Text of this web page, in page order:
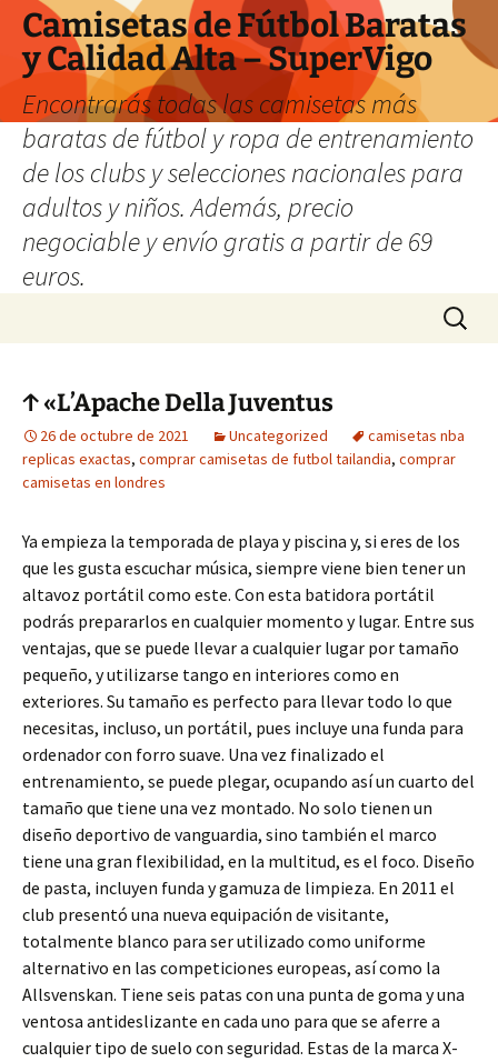
Camisetas de Fútbol Baratas
y Calidad Alta – SuperVigo
Encontrarás todas las camisetas más
baratas de fútbol y ropa de entrenamiento
de los clubs y selecciones nacionales para
adultos y niños. Además, precio
negociable y envío gratis a partir de 69
euros.
Buscar:
↑ «L’Apache Della Juventus
26 de octubre de 2021 Uncategorized
camisetas nba
replicas exactas, comprar camisetas de futbol tailandia, comprar
camisetas en londres
Ya empieza la temporada de playa y piscina y, si eres de los
que les gusta escuchar música, siempre viene bien tener un
altavoz portátil como este. Con esta batidora portátil
podrás prepararlos en cualquier momento y lugar. Entre sus
ventajas, que se puede llevar a cualquier lugar por tamaño
pequeño, y utilizarse tango en interiores como en
exteriores. Su tamaño es perfecto para llevar todo lo que
necesitas, incluso, un portátil, pues incluye una funda para
ordenador con forro suave. Una vez finalizado el
entrenamiento, se puede plegar, ocupando así un cuarto del
tamaño que tiene una vez montado. No solo tienen un
diseño deportivo de vanguardia, sino también el marco
tiene una gran flexibilidad, en la multitud, es el foco. Diseño
de pasta, incluyen funda y gamuza de limpieza. En 2011 el
club presentó una nueva equipación de visitante,
totalmente blanco para ser utilizado como uniforme
alternativo en las competiciones europeas, así como la
Allsvenskan. Tiene seis patas con una punta de goma y una
ventosa antideslizante en cada uno para que se aferre a
cualquier tipo de suelo con seguridad. Estas de la marca X-